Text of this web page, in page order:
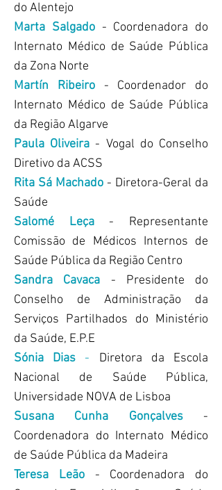
do Alentejo
Marta Salgado- Coordenadora do
Internato Médico de Saúde Pública
da Zona Norte
Martín Ribeiro- Coordenador do
Internato Médico de Saúde Pública
da Região Algarve
Paula Oliveira - Vogal do Conselho
Diretivo da ACSS
Rita Sá Machado - Diretora-Geral da
Saúde
Salomé Leça- Representante
Comissão de Médicos Internos de
Saúde Pública da Região Centro
Sandra Cavaca - Presidente do
Conselho de Administração da
Serviços Partilhados do Ministério
da Saúde, E.P.E
Sónia Dias - Diretora da Escola
Nacional de Saúde Pública,
Universidade NOVA de Lisboa
Susana Cunha Gonçalves-
Coordenadora do Internato Médico
de Saúde Pública da Madeira
Teresa Leão- Coordenadora do